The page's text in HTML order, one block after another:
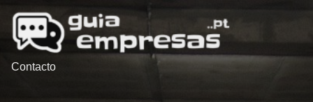
Contacto